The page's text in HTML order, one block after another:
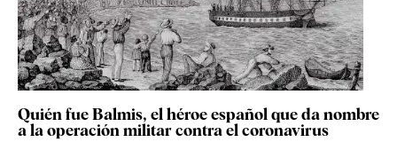
Quién fue Balmis, el héroe español que da nombre
a la operación militar contra el coronavirus